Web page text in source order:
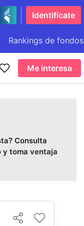
Identifícate
Rankings de fondos
Me interesa
Consulta
y toma ventaja